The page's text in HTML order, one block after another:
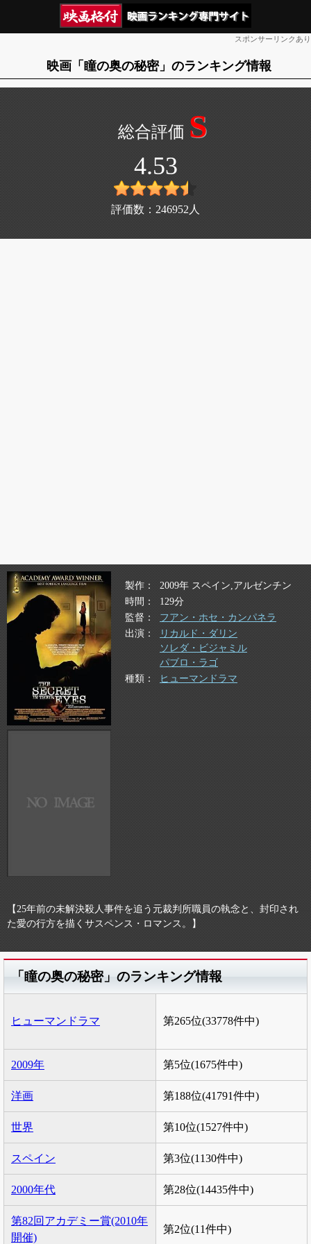
スポンサーリンクあり
映画「瞳の奥の秘密」のランキング情報
S
4.53
評価数： 246952 人
製作
2009年 スペイン,アルゼンチン
時間
129分
監督
フアン・ホセ・カンパネラ
出演
リカルド・ダリン
ソレダ・ビジャミル
パブロ・ラゴ
種類
ヒューマンドラマ
【25年前の未解決殺人事件を追う元裁判所職員の執念と、封印され
た愛の行方を描くサスペンス・ロマンス。】
「瞳の奥の秘密」のランキング情報
ヒューマンドラマ 第265位(33778件中)
2009年 第5位(1675件中)
洋画 第188位(41791件中)
世界 第10位(1527件中)
スペイン 第3位(1130件中)
2000年代 第28位(14435件中)
第82回アカデミー賞(2010年
開催)
第2位(11件中)